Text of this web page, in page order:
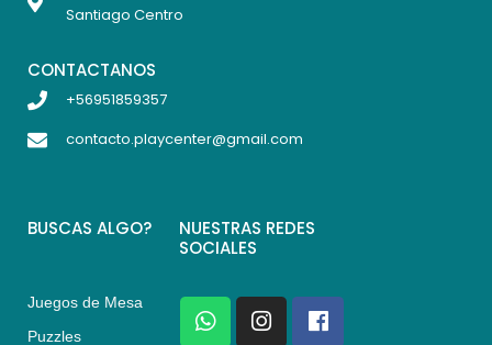
Santiago Centro
CONTACTANOS
+56951859357
contacto.playcenter@gmail.com
BUSCAS ALGO?
Juegos de Mesa
Puzzles
NUESTRAS REDES
SOCIALES
W
h
I
n
F
a